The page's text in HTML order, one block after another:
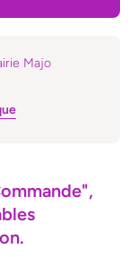
Majo